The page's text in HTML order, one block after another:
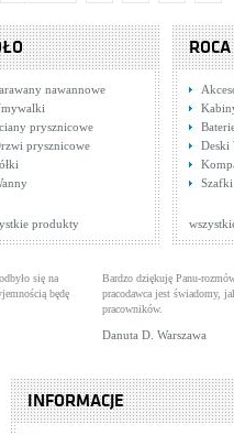
nawannowe
prysznicowe
prysznicowe
produkty
ROCA
Deski
Szafki
się na
będę
Bardzo dziękuję Panu-
pracodawca jest świadomy,
pracowników.
Danuta D. Warszawa
INFORMACJE